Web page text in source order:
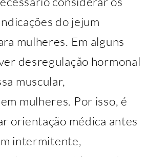
do jejum
mulheres. Em alguns
desregulação hormonal
muscular,
mulheres. Por isso, é
orientação médica antes
intermitente,